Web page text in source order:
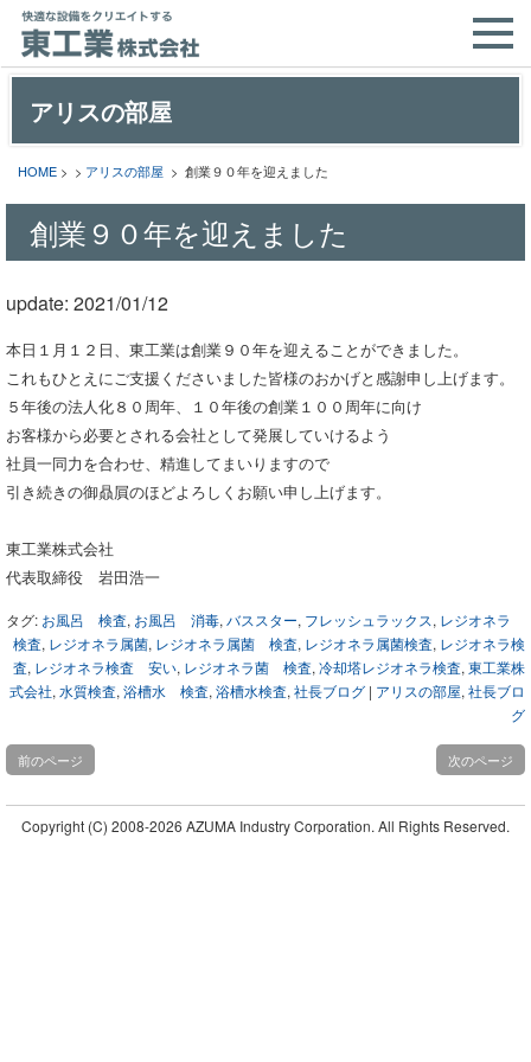
アリスの部屋
HOME > > アリスの部屋 > 創業９０年を迎えました
創業９０年を迎えました
update: 2021/01/12
本日１月１２日、東工業は創業９０年を迎えることができました。
これもひとえにご支援くださいました皆様のおかげと感謝申し上げます。
５年後の法人化８０周年、１０年後の創業１００周年に向け
お客様から必要とされる会社として発展していけるよう
社員一同力を合わせ、精進してまいりますので
引き続きの御贔屓のほどよろしくお願い申し上げます。
東工業株式会社
代表取締役　岩田浩一
タグ: お風呂 検査, お風呂 消毒, バススター, フレッシュラックス, レジオネラ
検査, レジオネラ属菌, レジオネラ属菌 検査, レジオネラ属菌検査, レジオネラ検
査, レジオネラ検査 安い, レジオネラ菌 検査, 冷却塔レジオネラ検査, 東工業株
式会社, 水質検査, 浴槽水 検査, 浴槽水検査, 社長ブログ | アリスの部屋, 社長ブロ
グ
前のページ 次のページ
Copyright (C) 2008-2026 AZUMA Industry Corporation. All Rights Reserved.